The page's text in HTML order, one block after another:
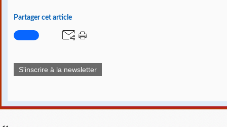
Partager cet article
S'inscrire à la newsletter